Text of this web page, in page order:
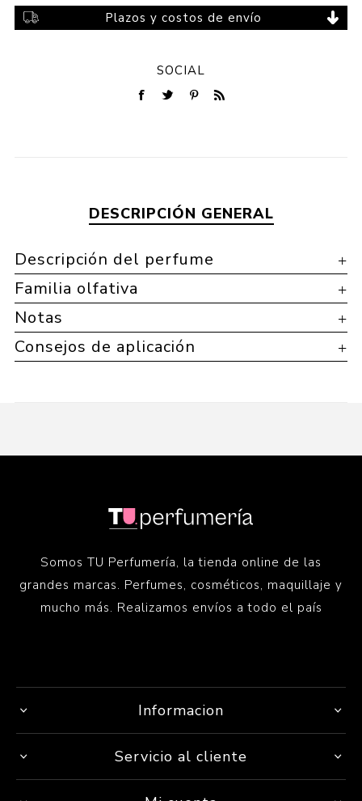
Plazos y costos de envío
SOCIAL
DESCRIPCIÓN GENERAL
Descripción del perfume
Familia olfativa
Notas
Consejos de aplicación
Somos TU Perfumería, la tienda online de las
grandes marcas. Perfumes, cosméticos, maquillaje y
mucho más. Realizamos envíos a todo el país
Informacion
Servicio al cliente